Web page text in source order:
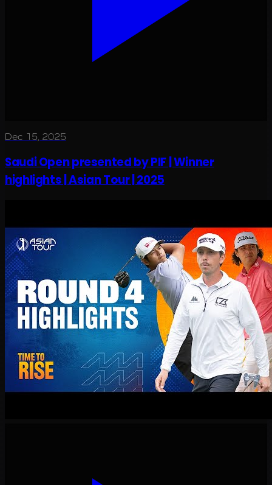
Dec 15, 2025
Saudi Open presented by PIF | Winner
highlights | Asian Tour | 2025